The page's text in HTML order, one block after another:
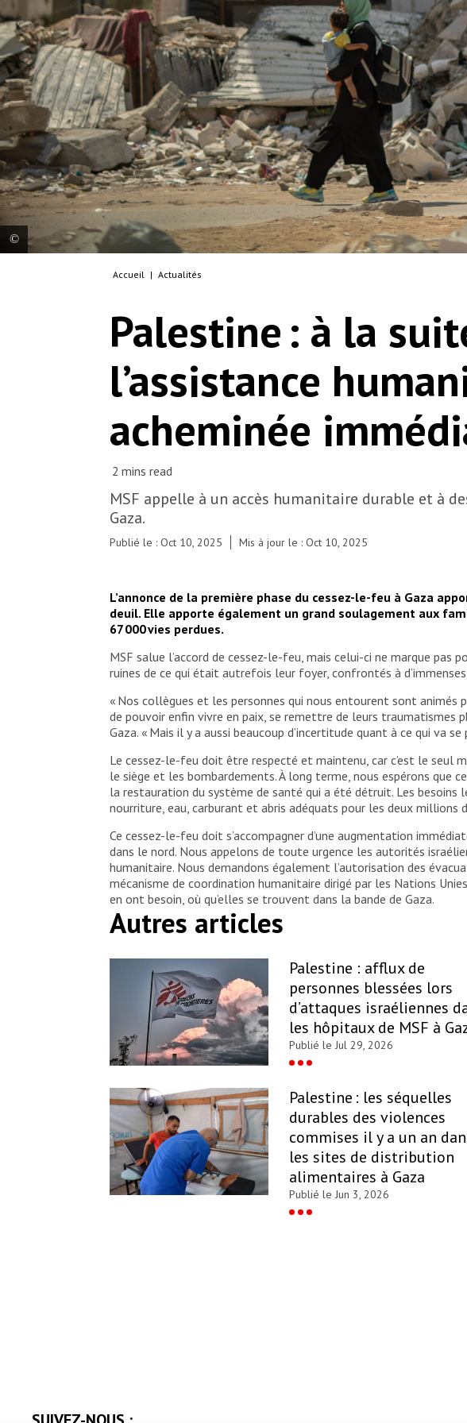
Une femme ramène ses enfants à la maison à
quartier de Shujaeyya, à Gaza. Territoires
palestiniens, 2025. © MSF
Accueil | Actualités
Palestine : à la
l’assistance
acheminée
MSF appelle à un accès humanitaire durable et à
Gaza.
Publié le : Oct 10, 2025 Mis à jour le : Oct 10, 2025
L’annonce de la première phase du cessez-le-feu à Gaza
deuil. Elle apporte également un grand soulagement aux
67 000 vies perdues.
MSF salue l’accord de cessez-le-feu, mais celui-ci ne marque
ruines de ce qui était autrefois leur foyer, confrontés à
« Nos collègues et les personnes qui nous entourent sont animés
de pouvoir enfin vivre en paix, se remettre de leurs traumatismes
Gaza. « Mais il y a aussi beaucoup d’incertitude quant à ce qui va
Le cessez-le-feu doit être respecté et maintenu, car c’est le seul
le siège et les bombardements. À long terme, nous espérons
la restauration du système de santé qui a été détruit. Les besoins
nourriture, eau, carburant et abris adéquats pour les deux
Ce cessez-le-feu doit s’accompagner d’une augmentation
dans le nord. Nous appelons de toute urgence les autorités
humanitaire. Nous demandons également l’autorisation des
mécanisme de coordination humanitaire dirigé par les Nations
en ont besoin, où qu’elles se trouvent dans la bande de Gaza.
Autres articles
Palestine : afflux de
personnes blessées lors
d’attaques israéliennes
les hôpitaux de MSF à
Publié le Jul 29, 2026
Palestine : les séquelles
durables des violences
commises il y a un an
les sites de distribution
alimentaires à Gaza
Publié le Jun 3, 2026